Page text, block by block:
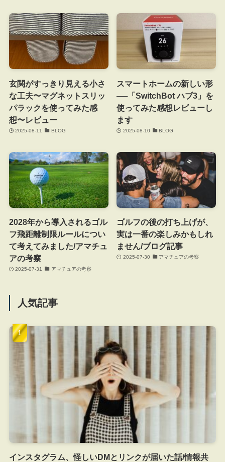
玄関がすっきり見える小さ
な工夫〜マグネットスリッ
パラックを使ってみた感
想〜レビュー
2025-08-11 BLOG
スマートホームの新しい形
──「SwitchBot ハブ3」を
使ってみた感想レビューし
ます
2025-08-10 BLOG
2028年から導入されるゴル
フ飛距離制限ルールについ
て考えてみました/アマチュ
アの考察
2025-07-31 アマチュアの考察
ゴルフの後の打ち上げが、
実は一番の楽しみかもしれ
ません/ブログ記事
2025-07-30 アマチュアの考察
人気記事
インスタグラム、怪しいDMとリンクが届いた話/情報共